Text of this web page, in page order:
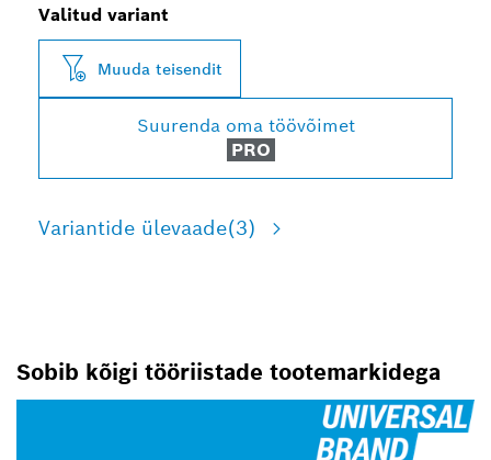
Valitud variant
Muuda teisendit
Suurenda oma töövõimet
PRO
Variantide ülevaade(3)
Sobib kõigi tööriistade tootemarkidega